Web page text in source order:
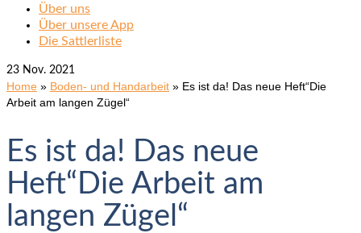
Über uns
Über unsere App
Die Sattlerliste
23 Nov. 2021
Home » Boden- und Handarbeit » Es ist da! Das neue Heft“Die
Arbeit am langen Zügel“
Es ist da! Das neue
Heft“Die Arbeit am
langen Zügel“